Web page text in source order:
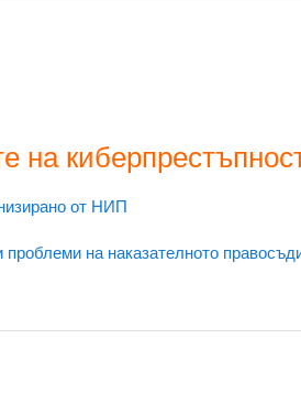
на
от НИП
проблеми на наказателното